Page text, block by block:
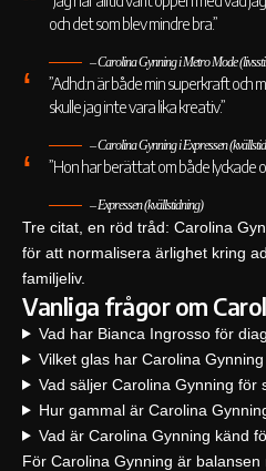
och det som blev mindre bra.”
– Carolina Gynning i Metro Mode
”Adhd:n är både min superkraft och
skulle jag inte vara lika kreativ.”
– Carolina Gynning i Expressen
”Hon har berättat om både lyckade
– Expressen (kvällstidning)
Tre citat, en röd tråd: Carolina
för att normalisera ärlighet kring
familjeliv.
Vanliga frågor om
Vad har Bianca Ingrosso för
Vilket glas har Carolina
Vad säljer Carolina Gynning för
Hur gammal är Carolina
Vad är Carolina Gynning känd
För Carolina Gynning är